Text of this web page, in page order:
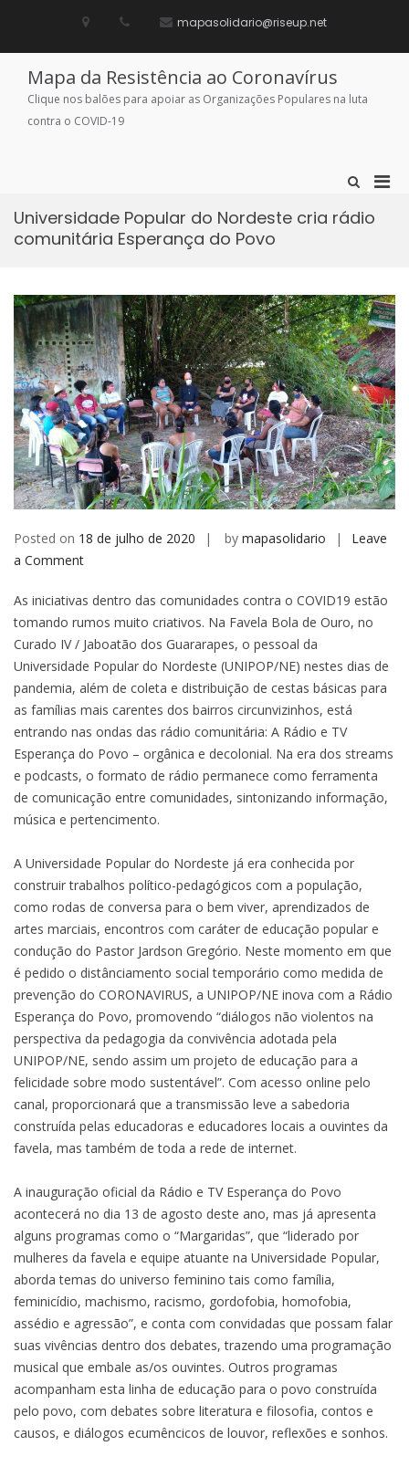
mapasolidario@riseup.net
Mapa da Resistência ao Coronavírus
Clique nos balões para apoiar as Organizações Populares na luta
contra o COVID-19
Show
Formfor
Universidade Popular do Nordeste cria rádio
comunitária Esperança do Povo
Posted on 18 de julho de 2020 by mapasolidario
Leave
a Commenton
Popular
do
Nordeste
cria
rádio
comunitária
Esperança
do
Povo
As iniciativas dentro das comunidades contra o COVID19 estão
tomando rumos muito criativos. Na Favela Bola de Ouro, no
Curado IV / Jaboatão dos Guararapes, o pessoal da
Universidade Popular do Nordeste (UNIPOP/NE) nestes dias de
pandemia, além de coleta e distribuição de cestas básicas para
as famílias mais carentes dos bairros circunvizinhos, está
entrando nas ondas das rádio comunitária: A Rádio e TV
Esperança do Povo – orgânica e decolonial. Na era dos streams
e podcasts, o formato de rádio permanece como ferramenta
de comunicação entre comunidades, sintonizando informação,
música e pertencimento.
A Universidade Popular do Nordeste já era conhecida por
construir trabalhos político-pedagógicos com a população,
como rodas de conversa para o bem viver, aprendizados de
artes marciais, encontros com caráter de educação popular e
condução do Pastor Jardson Gregório. Neste momento em que
é pedido o distânciamento social temporário como medida de
prevenção do CORONAVIRUS, a UNIPOP/NE inova com a Rádio
Esperança do Povo, promovendo “diálogos não violentos na
perspectiva da pedagogia da convivência adotada pela
UNIPOP/NE, sendo assim um projeto de educação para a
felicidade sobre modo sustentável”. Com acesso online pelo
canal, proporcionará que a transmissão leve a sabedoria
construída pelas educadoras e educadores locais a ouvintes da
favela, mas também de toda a rede de internet.
A inauguração oficial da Rádio e TV Esperança do Povo
acontecerá no dia 13 de agosto deste ano, mas já apresenta
alguns programas como o “Margaridas”, que “liderado por
mulheres da favela e equipe atuante na Universidade Popular,
aborda temas do universo feminino tais como família,
feminicídio, machismo, racismo, gordofobia, homofobia,
assédio e agressão”, e conta com convidadas que possam falar
suas vivências dentro dos debates, trazendo uma programação
musical que embale as/os ouvintes. Outros programas
acompanham esta linha de educação para o povo construída
pelo povo, com debates sobre literatura e filosofia, contos e
causos, e diálogos ecumêncicos de louvor, reflexões e sonhos.